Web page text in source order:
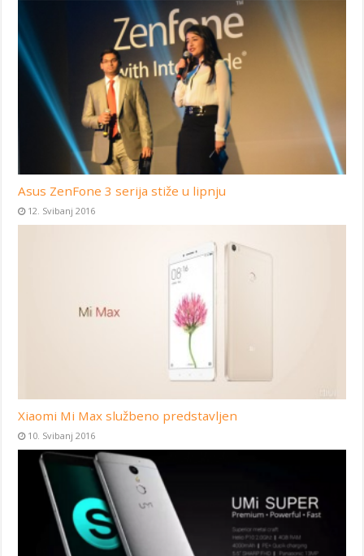
Asus ZenFone 3 serija stiže u lipnju
12. Svibanj 2016
Xiaomi Mi Max službeno predstavljen
10. Svibanj 2016